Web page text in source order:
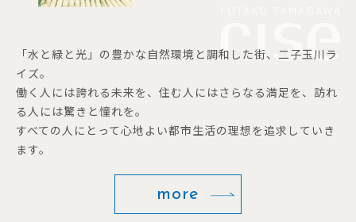
「水と緑と光」の豊かな自然環境と調和した街、二子玉川ラ
イズ。
働く人には誇れる未来を、住む人にはさらなる満足を、訪れ
る人には驚きと憧れを。
すべての人にとって心地よい都市生活の理想を追求していき
ます。
more